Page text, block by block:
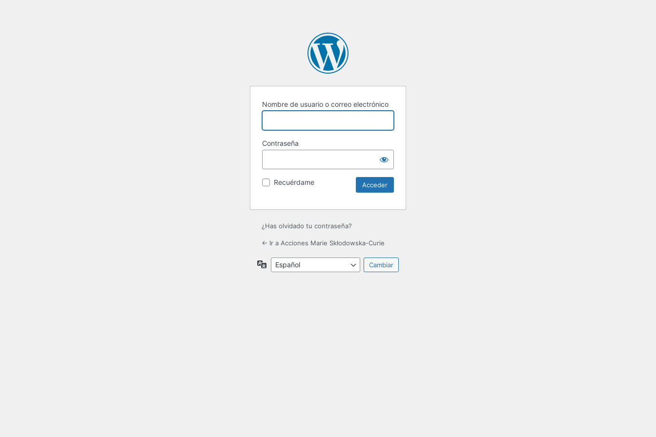
Nombre de usuario o correo electrónico
Contraseña
Recuérdame
¿Has olvidado tu contraseña?
← Ir a Acciones Marie Skłodowska-Curie
Idioma